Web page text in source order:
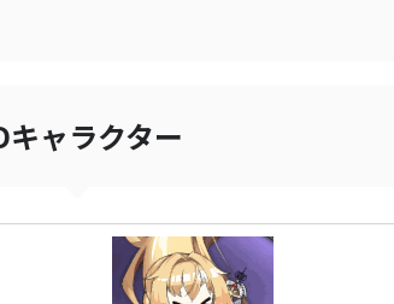
キャラクター